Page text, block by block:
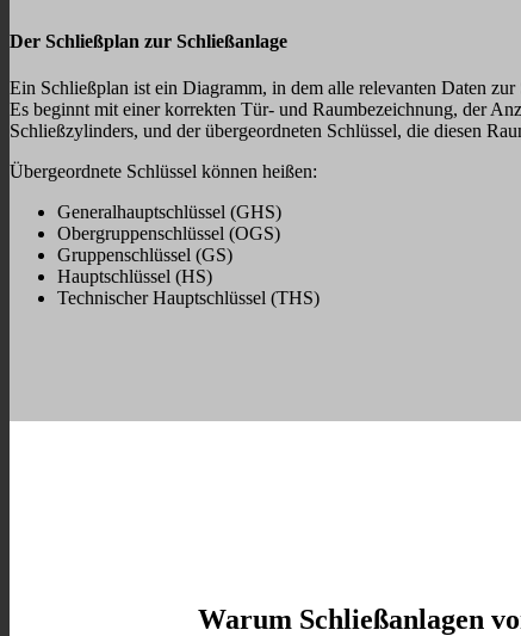
Der Schließplan zur Schließanlage
Ein Schließplan ist ein Diagramm, in dem alle relevanten Daten zur
Es beginnt mit einer korrekten Tür- und Raumbezeichnung, der
Schließzylinders, und der übergeordneten Schlüssel, die diesen
Übergeordnete Schlüssel können heißen:
Generalhauptschlüssel (GHS)
Obergruppenschlüssel (OGS)
Gruppenschlüssel (GS)
Hauptschlüssel (HS)
Technischer Hauptschlüssel (THS)
Warum Schließanlagen